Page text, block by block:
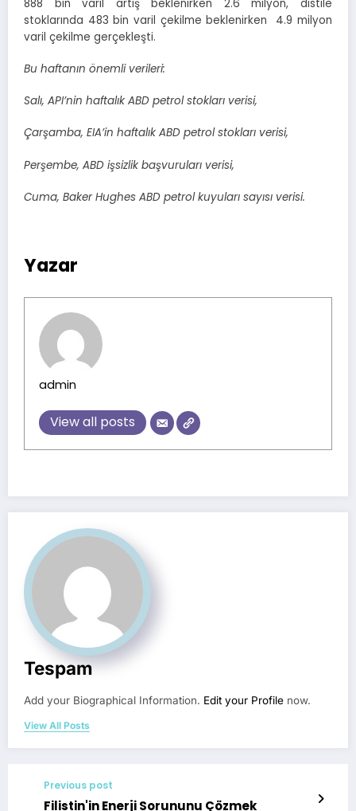
888 bin varil artış beklenirken 2.6 milyon, distile
stoklarında 483 bin varil çekilme beklenirken 4.9 milyon
varil çekilme gerçekleşti.
Bu haftanın önemli verileri:
Salı, API’nin haftalık ABD petrol stokları verisi,
Çarşamba, EIA’in haftalık ABD petrol stokları verisi,
Perşembe, ABD işsizlik başvuruları verisi,
Cuma, Baker Hughes ABD petrol kuyuları sayısı verisi.
Yazar
admin
View all posts
Tespam
Add your Biographical Information. Edit your Profile now.
View All Posts
Previous post
Filistin'in Enerji Sorununu Çözmek